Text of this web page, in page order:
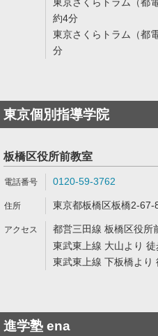
約4分
東京さくらトラム（都
分
東京個別指導学院
板橋区役所前教室
0120-59-3762
東京都板橋区板橋2-67-
都営三田線 板橋区役所
東武東上線 大山より
東武東上線 下板橋より
進学塾 ena